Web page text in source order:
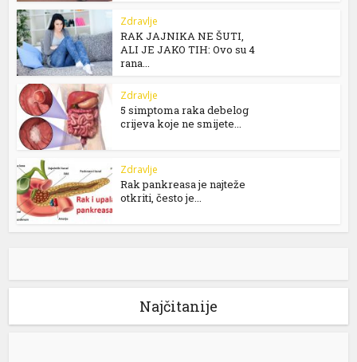
Zdravlje
RAK JAJNIKA NE ŠUTI,
ALI JE JAKO TIH: Ovo su 4
rana...
Zdravlje
5 simptoma raka debelog
crijeva koje ne smijete...
Zdravlje
Rak pankreasa je najteže
otkriti, često je...
Najčitanije